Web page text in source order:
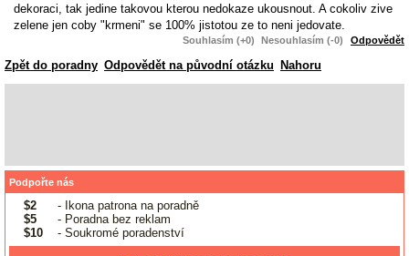
dekoraci, tak jedine takovou kterou nedokaze ukousnout. A cokoliv zive
zelene jen coby "krmeni" se 100% jistotou ze to neni jedovate.
Souhlasím (+0) Nesouhlasím (-0) Odpovědět
Zpět do poradny Odpovědět na původní otázku Nahoru
Podpořte nás
$2
- Ikona patrona na poradně
$5
- Poradna bez reklam
$10
- Soukromé poradenství